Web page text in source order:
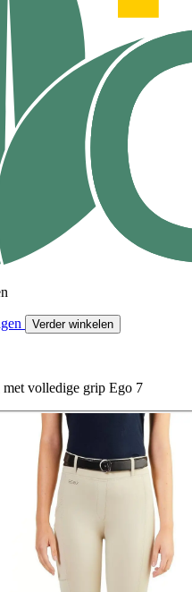
Verder winkelen
met volledige grip Ego 7